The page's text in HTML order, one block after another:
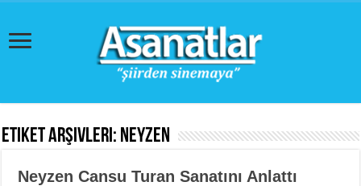
Etiket Arşivleri: Neyzen
Neyzen Cansu Turan Sanatını Anlattı